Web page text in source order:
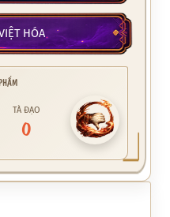
HÓA
TÀ ĐẠO
0